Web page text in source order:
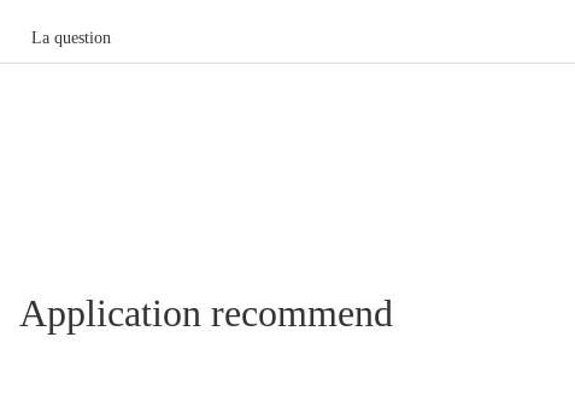
La question
Application recommend